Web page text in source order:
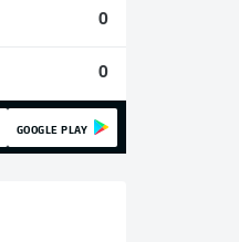
0
0
GOOGLE PLAY